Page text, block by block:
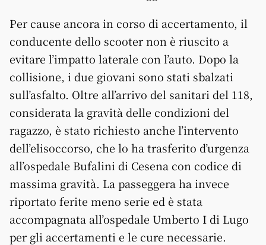
Per cause ancora in corso di accertamento, il
conducente dello scooter non è riuscito a
evitare l’impatto laterale con l’auto. Dopo la
collisione, i due giovani sono stati sbalzati
sull’asfalto. Oltre all’arrivo del sanitari del 118,
considerata la gravità delle condizioni del
ragazzo, è stato richiesto anche l’intervento
dell’elisoccorso, che lo ha trasferito d’urgenza
all’ospedale Bufalini di Cesena con codice di
massima gravità. La passeggera ha invece
riportato ferite meno serie ed è stata
accompagnata all’ospedale Umberto I di Lugo
per gli accertamenti e le cure necessarie.